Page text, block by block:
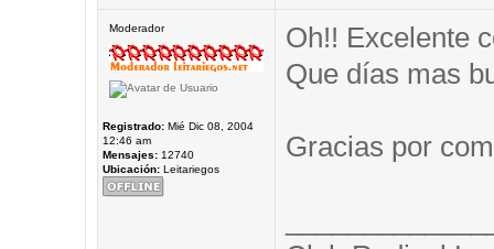
Moderador
Registrado:Mié Dic 08, 2004
12:46 am
Mensajes:12740
Ubicación:Leitariegos
Oh!! Excelente
Que días mas
Gracias por